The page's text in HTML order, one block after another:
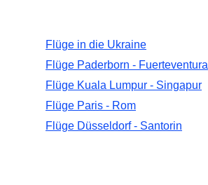
Flüge in die Ukraine
Flüge Paderborn - Fuerteventura
Flüge Kuala Lumpur - Singapur
Flüge Paris - Rom
Flüge Düsseldorf - Santorin